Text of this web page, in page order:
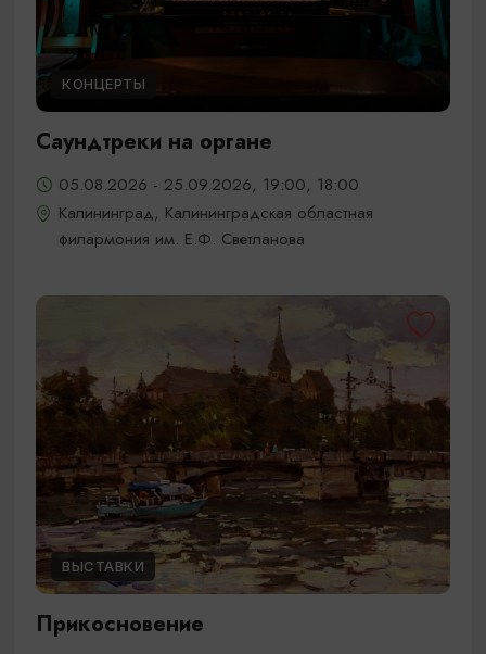
КОНЦЕРТЫ
Саундтреки на органе
05.08.2026 - 25.09.2026, 19:00, 18:00
Калининград, Калининградская областная
филармония им. Е.Ф. Светланова
ВЫСТАВКИ
Прикосновение